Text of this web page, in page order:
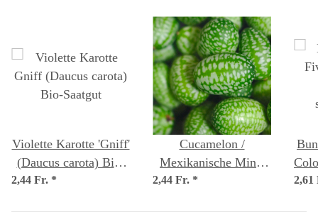
Violette Karotte 'Gniff'
(Daucus carota) Bio-
Saatgut
2,44 Fr. *
Cucamelon /
Mexikanische Mini-
Gurke (Melothria
2,44 Fr. *